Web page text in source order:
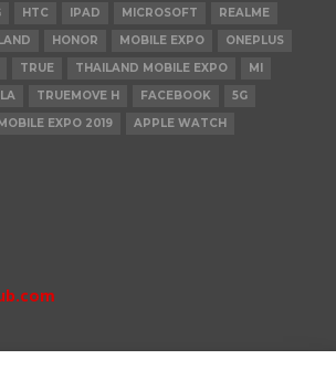
HTC IPAD MICROSOFT
REALME
HONOR MOBILE EXPO
ONEPLUS
TRUE THAILAND MOBILE EXPO
MI
TRUEMOVE H FACEBOOK
5G
EXPO 2019
APPLE WATCH